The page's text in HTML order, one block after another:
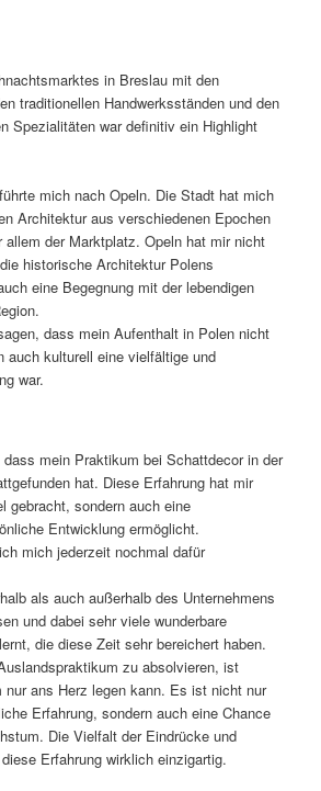
in Breslau mit den
traditionellen Handwerksständen und den
Spezialitäten war definitiv ein Highlight
mich nach Opeln. Die Stadt hat mich
Architektur aus verschiedenen Epochen
allem der Marktplatz. Opeln hat mir nicht
historische Architektur Polens
eine Begegnung mit der lebendigen
dass mein Aufenthalt in Polen nicht
auch kulturell eine vielfältige und
war.
mein Praktikum bei Schattdecor in der
hat. Diese Erfahrung hat mir
gebracht, sondern auch eine
Entwicklung ermöglicht.
mich jederzeit nochmal dafür
als auch außerhalb des Unternehmens
und dabei sehr viele wunderbare
die diese Zeit sehr bereichert haben.
zu absolvieren, ist
ans Herz legen kann. Es ist nicht nur
Erfahrung, sondern auch eine Chance
Die Vielfalt der Eindrücke und
Erfahrung wirklich einzigartig.